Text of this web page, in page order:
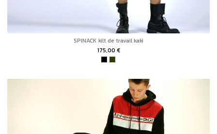
SPINACK kilt de travail kaki
175,00 €